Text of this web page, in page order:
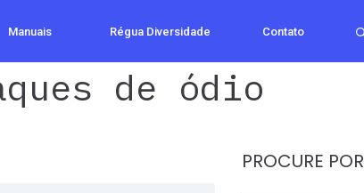
Manuais Régua Diversidade Contato
de ódio
PROCURE POR